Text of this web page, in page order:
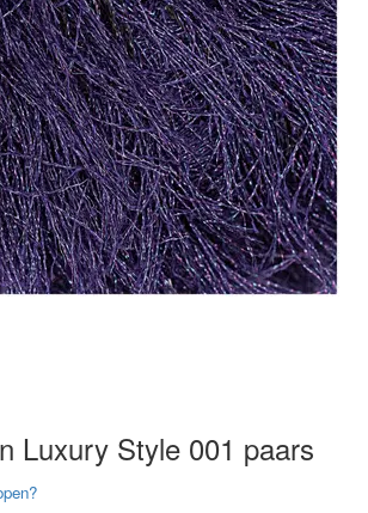
Luxury Style 001 paars